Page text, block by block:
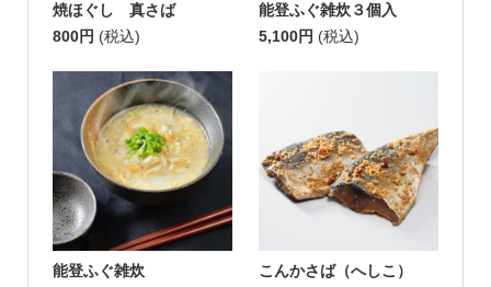
焼ほぐし 真さば
800円 (税込)
能登ふぐ雑炊３個入
5,100円 (税込)
能登ふぐ雑炊
こんかさば（へしこ）